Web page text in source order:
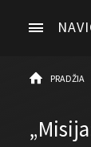
PRADŽIA